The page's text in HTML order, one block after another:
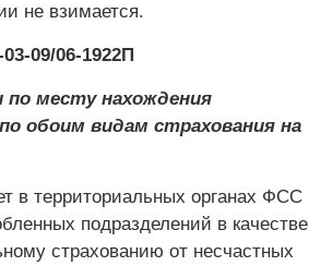
не взимается.
09/06-1922П
месту нахождения
обоим видам страхования на
в территориальных органах ФСС
подразделений в качестве
страхованию от несчастных